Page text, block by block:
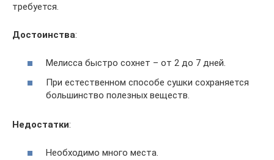
требуется.
Достоинства:
Мелисса быстро сохнет – от 2 до 7 дней.
При естественном способе сушки сохраняется
большинство полезных веществ.
Недостатки:
Необходимо много места.